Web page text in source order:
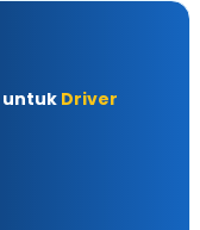
untuk Driver